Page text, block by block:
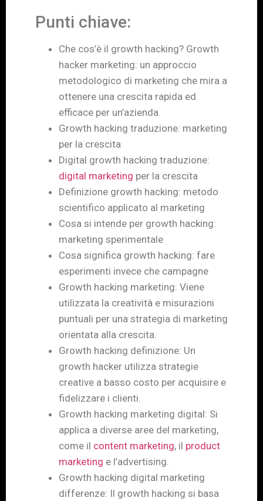
Punti chiave:
Che cos’è il growth hacking? Growth
hacker marketing: un approccio
metodologico di marketing che mira a
ottenere una crescita rapida ed
efficace per un’azienda.
Growth hacking traduzione: marketing
per la crescita
Digital growth hacking traduzione:
digital marketing per la crescita
Definizione growth hacking: metodo
scientifico applicato al marketing
Cosa si intende per growth hacking:
marketing sperimentale
Cosa significa growth hacking: fare
esperimenti invece che campagne
Growth hacking marketing: Viene
utilizzata la creatività e misurazioni
puntuali per una strategia di marketing
orientata alla crescita.
Growth hacking definizione: Un
growth hacker utilizza strategie
creative a basso costo per acquisire e
fidelizzare i clienti.
Growth hacking marketing digital: Si
applica a diverse aree del marketing,
come il content marketing, il product
marketing e l’advertising.
Growth hacking digital marketing
differenze: Il growth hacking si basa